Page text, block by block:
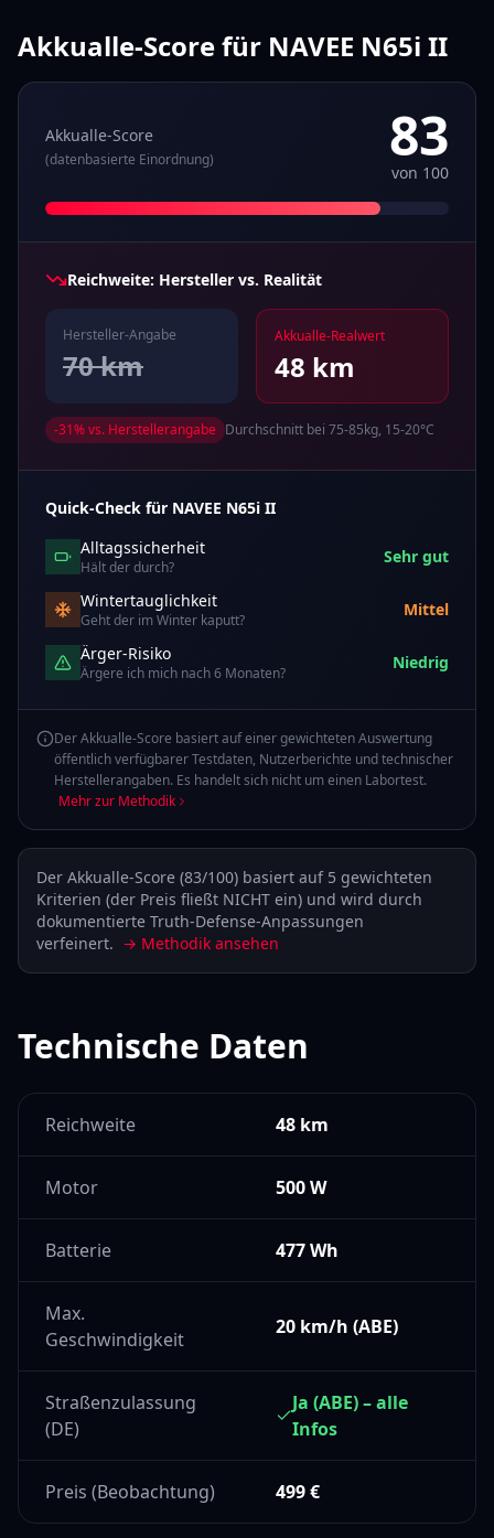
Akkualle-Score für NAVEE N65i II
Akkualle-Score
(datenbasierte Einordnung) 83
von 100
Reichweite: Hersteller vs. Realität
Hersteller-Angabe
70km
Akkualle-Realwert
48 km
-31% vs. Herstellerangabe Durchschnitt bei 75-85kg, 15-20°C
Quick-Check für NAVEE N65i II
Alltagssicherheit
Hält der durch?
Sehr gut
Wintertauglichkeit
Geht der im Winter kaputt?
Mittel
Ärger-Risiko
Ärgere ich mich nach 6 Monaten?
Niedrig
Der Akkualle-Score basiert auf einer gewichteten Auswertung
öffentlich verfügbarer Testdaten, Nutzerberichte und technischer
Herstellerangaben. Es handelt sich nicht um einen Labortest.
Mehr zur Methodik
Der Akkualle-Score (83/100) basiert auf 5 gewichteten
Kriterien (der Preis fließt NICHT ein) und wird durch
dokumentierte Truth-Defense-Anpassungen
verfeinert. → Methodik ansehen
Technische Daten
Reichweite 48 km
Motor 500W
Batterie 477Wh
Max.
Geschwindigkeit
20 km/h (ABE)
Straßenzulassung
(DE)
Ja (ABE) – alle
Infos
Preis (Beobachtung) 499€